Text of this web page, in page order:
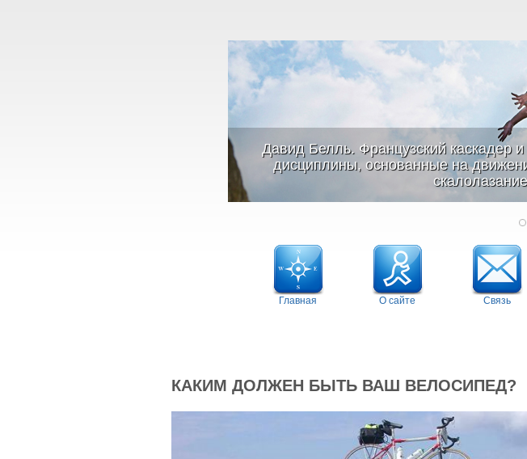
Давид Белль. Французский каскадер
дисциплины, основанные на
Главная О сайте Связь
КАКИМ ДОЛЖЕН БЫТЬ ВАШ ВЕЛОСИПЕД?